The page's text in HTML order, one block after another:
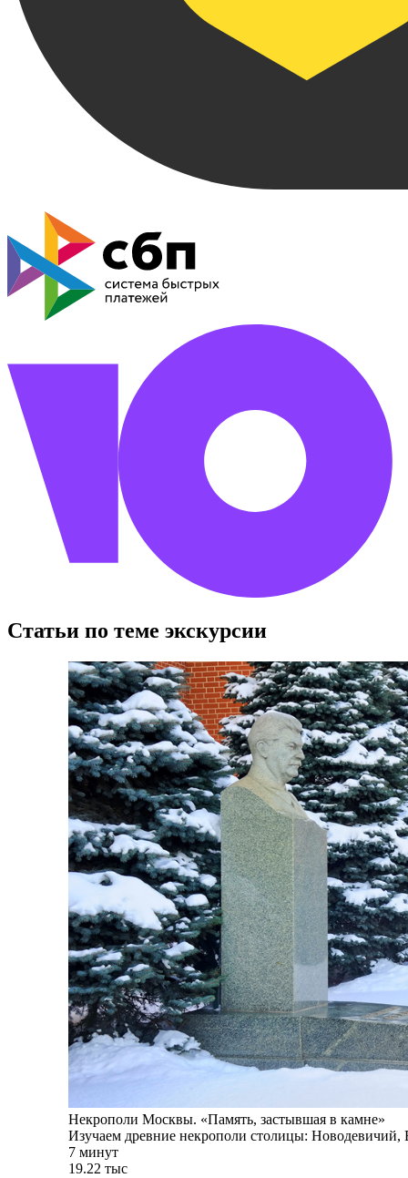
Статьи по теме экскурсии
Некрополи Москвы. «Память, застывшая в камне»
Изучаем древние некрополи столицы: Новодевичий,
7 минут
19.22 тыс